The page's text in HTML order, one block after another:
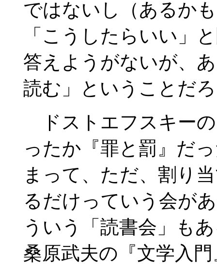
ではないし（あるか
「こうしたらいい」
答えようがないが、
読む」ということだ
ドストエフスキー
ったか『罪と罰』だ
まって、ただ、割り
るだけっていう会が
ういう「読書会」も
桑原武夫の『文学入